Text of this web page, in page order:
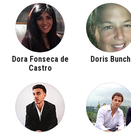
Dora Fonseca de
Castro
Doris Bunch